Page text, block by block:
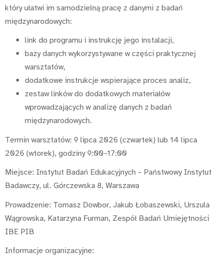
który ułatwi im samodzielną pracę z danymi z badań
międzynarodowych:
link do programu i instrukcję jego instalacji,
bazy danych wykorzystywane w części praktycznej
warsztatów,
dodatkowe instrukcje wspierające proces analiz,
zestaw linków do dodatkowych materiałów
wprowadzających w analizę danych z badań
międzynarodowych.
Termin warsztatów: 9 lipca 2026 (czwartek) lub 14 lipca
2026 (wtorek), godziny 9:00–17:00
Miejsce: Instytut Badań Edukacyjnych – Państwowy Instytut
Badawczy, ul. Górczewska 8, Warszawa
Prowadzenie: Tomasz Dowbor, Jakub Łobaszewski, Urszula
Wągrowska, Katarzyna Furman, Zespół Badań Umiejętności
IBE PIB
Informacje organizacyjne: